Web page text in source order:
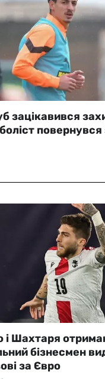
зацікавився
повернувся
і Шахтаря
бізнесмен
за Євро